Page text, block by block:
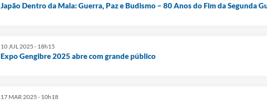
Japão Dentro da Mala: Guerra, Paz e Budismo – 80 Anos do Fim da Segunda
10 JUL 2025 - 18h15
Expo Gengibre 2025 abre com grande público
17 MAR 2025 - 10h18